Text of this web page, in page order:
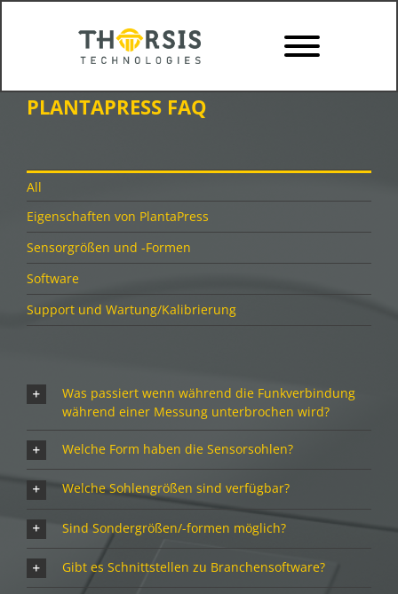
PLANTAPRESS FAQ
All
Eigenschaften von PlantaPress
Sensorgrößen und -Formen
Software
Support und Wartung/Kalibrierung
Was passiert wenn während die Funkverbindung
während einer Messung unterbrochen wird?
Welche Form haben die Sensorsohlen?
Welche Sohlengrößen sind verfügbar?
Sind Sondergrößen/-formen möglich?
Gibt es Schnittstellen zu Branchensoftware?